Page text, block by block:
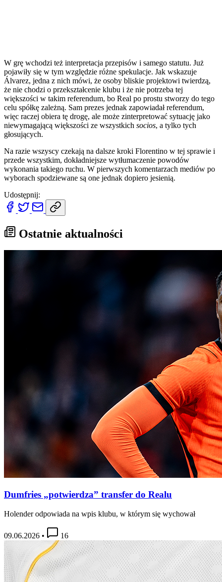
W grę wchodzi też interpretacja przepisów i samego statutu. Już
pojawiły się w tym względzie różne spekulacje. Jak wskazuje
Álvarez, jedna z nich mówi, że osoby bliskie projektowi twierdzą,
że nie chodzi o przekształcenie klubu i że nie potrzeba tej
większości w takim referendum, bo Real po prostu stworzy do tego
celu spółkę zależną. Sam prezes jednak zapowiadał referendum,
więc raczej obiera tę drogę, ale może zinterpretować sytuację jako
niewymagającą większości ze wszystkich socios, a tylko tych
głosujących.
Na razie wszyscy czekają na dalsze kroki Florentino w tej sprawie i
przede wszystkim, dokładniejsze wytłumaczenie powodów
wykonania takiego ruchu. W pierwszych komentarzach mediów po
wyborach spodziewane są one jednak dopiero jesienią.
Udostępnij:
Ostatnie aktualności
Dumfries „potwierdza” transfer do Realu
Holender odpowiada na wpis klubu, w którym się wychował
09.06.2026 • 16